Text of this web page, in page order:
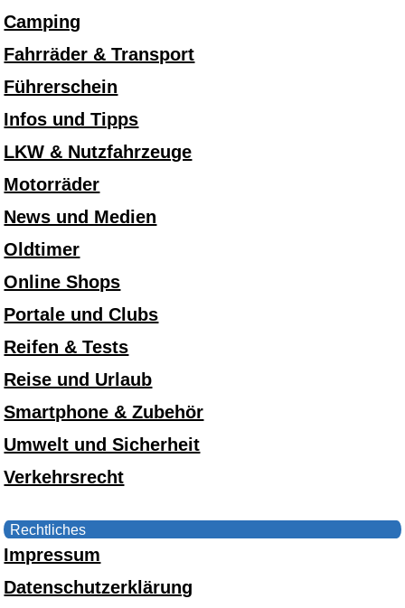
Camping
Fahrräder & Transport
Führerschein
Infos und Tipps
LKW & Nutzfahrzeuge
Motorräder
News und Medien
Oldtimer
Online Shops
Portale und Clubs
Reifen & Tests
Reise und Urlaub
Smartphone & Zubehör
Umwelt und Sicherheit
Verkehrsrecht
Rechtliches
Impressum
Datenschutzerklärung